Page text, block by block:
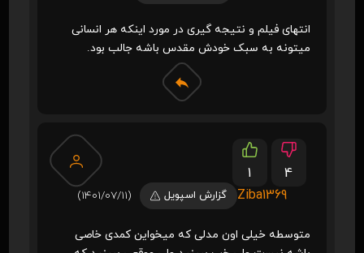
انتهای فیلم و نتیجه گیری در مورد اینکه هر انسانی
میتونه به سبک خودش مقدس باشه جالب بود.
1
4
Ziba1369
گزارش اسپویل (1401/07/11)
متوسطه خیلی اون مدلی که میخواین کمدی خاصی